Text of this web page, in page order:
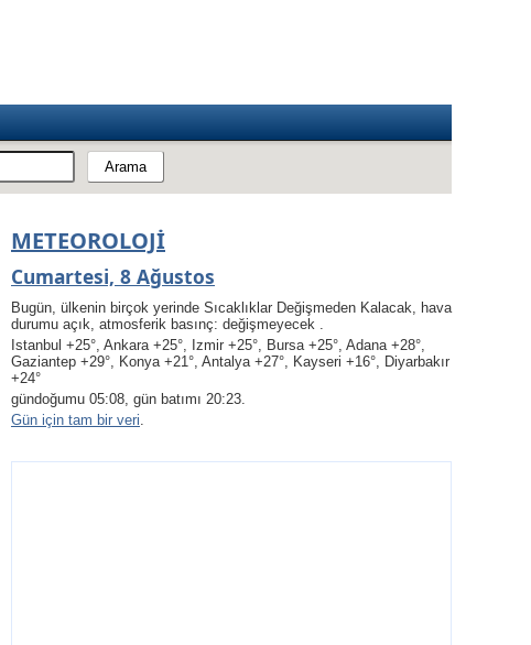
METEOROLOJI
Cumartesi, 8 Ağustos
Bugün, ülkenin birçok yerinde Sıcaklıklar Değişmeden Kalacak, hava
durumu açık, atmosferik basınç: değişmeyecek .
Istanbul +25°, Ankara +25°, Izmir +25°, Bursa +25°, Adana +28°,
Gaziantep +29°, Konya +21°, Antalya +27°, Kayseri +16°, Diyarbakır
+24°
gündoğumu 05:08, gün batımı 20:23.
Gün için tam bir veri.